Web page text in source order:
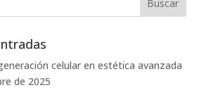
celular en estética avanzada
de 2025